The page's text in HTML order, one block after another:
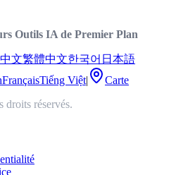
Outils IA de Premier Plan
文繁體中文한국어 日本語
FrançaisTiếng Việt|
Carte
réservés.